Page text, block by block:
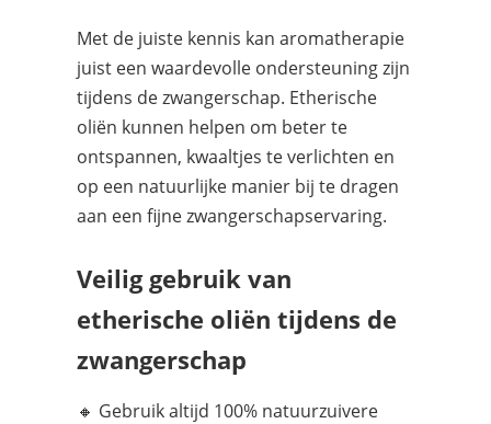
Met de juiste kennis kan aromatherapie
juist een waardevolle ondersteuning zijn
tijdens de zwangerschap. Etherische
oliën kunnen helpen om beter te
ontspannen, kwaaltjes te verlichten en
op een natuurlijke manier bij te dragen
aan een fijne zwangerschapservaring.
Veilig gebruik van
etherische oliën tijdens de
zwangerschap
🔸 Gebruik altijd 100% natuurzuivere